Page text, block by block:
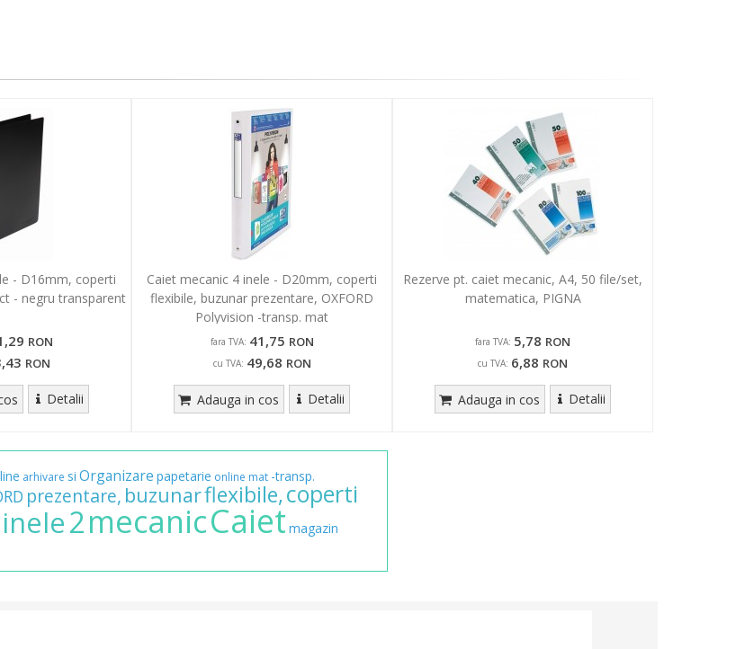
- D16mm, coperti
- negru transparent
RON
RON
Detalii
Caiet mecanic 4 inele - D20mm, coperti
flexibile, buzunar prezentare, OXFORD
Polyvision -transp. mat
fara TVA: 41,75 RON
cu TVA: 49,68 RON
Adauga in cos Detalii
Rezerve pt. caiet mecanic, A4, 50 file/set,
matematica, PIGNA
fara TVA: 5,78 RON
cu TVA: 6,88 RON
Adauga in cos Detalii
arhivare si Organizare papetarie online mat -transp.
prezentare, buzunarflexibile,coperti
inele2mecanicCaiet magazin